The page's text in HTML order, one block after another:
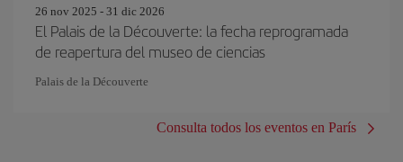
26 nov 2025 - 31 dic 2026
El Palais de la Découverte: la fecha reprogramada
de reapertura del museo de ciencias
Palais de la Découverte
Consulta todos los eventos en París